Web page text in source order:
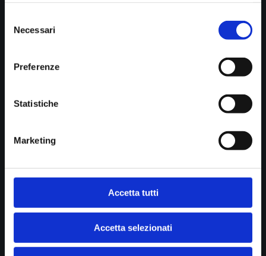
delNecessari
Preferenze
Statistiche
Marketing
Accetta tutti
Accetta selezionati

Diagnostica per immagini
Privacy